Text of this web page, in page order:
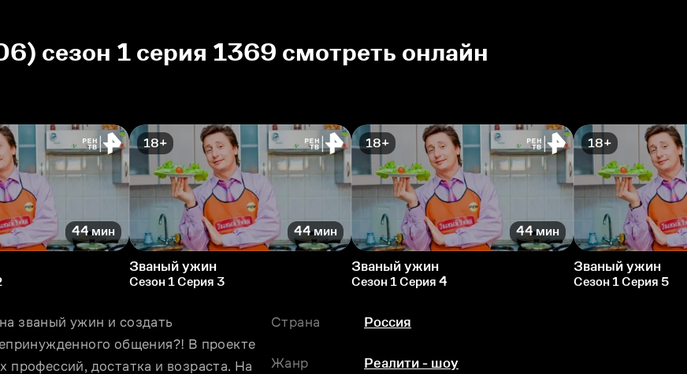
сезон 1 серия 1369 смотреть онлайн
44 мин
18+
44 мин
Званый ужин
Сезон 1 Серия 3
18+
44 мин
Званый ужин
Сезон 1 Серия 4
18+
Званый ужин
Сезон 1 Серия 5
званый ужин и создать
общения?! В проекте
достатка и возраста. На
Страна Россия
Жанр Реалити - шоу